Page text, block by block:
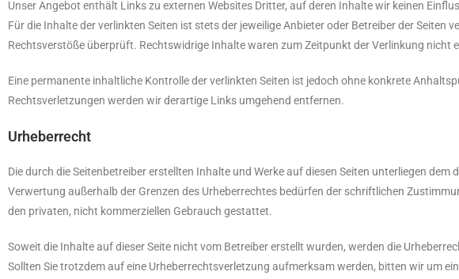
Unser Angebot enthält Links zu externen Websites Dritter, auf deren Inhalte wir keinen
Für die Inhalte der verlinkten Seiten ist stets der jeweilige Anbieter oder Betreiber der
Rechtsverstöße überprüft. Rechtswidrige Inhalte waren zum Zeitpunkt der Verlinkung nicht
Eine permanente inhaltliche Kontrolle der verlinkten Seiten ist jedoch ohne konkrete
Rechtsverletzungen werden wir derartige Links umgehend entfernen.
Urheberrecht
Die durch die Seitenbetreiber erstellten Inhalte und Werke auf diesen Seiten unterliegen
Verwertung außerhalb der Grenzen des Urheberrechtes bedürfen der schriftlichen
den privaten, nicht kommerziellen Gebrauch gestattet.
Soweit die Inhalte auf dieser Seite nicht vom Betreiber erstellt wurden, werden die
Sollten Sie trotzdem auf eine Urheberrechtsverletzung aufmerksam werden, bitten wir um